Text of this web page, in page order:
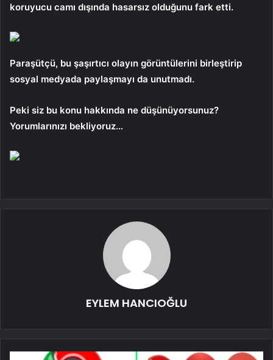
koruyucu camı dışında hasarsız olduğunu fark etti.
Paraşütçü, bu şaşırtıcı olayın görüntülerini birleştirip
sosyal medyada paylaşmayı da unutmadı.
Peki siz bu konu hakkında ne düşünüyorsunuz?
Yorumlarınızı bekliyoruz…
EYLEM HANCIOĞLU